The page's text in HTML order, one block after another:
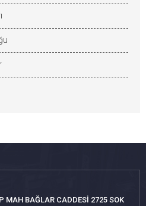
MAH BAĞLAR CADDESİ 2725 SOK